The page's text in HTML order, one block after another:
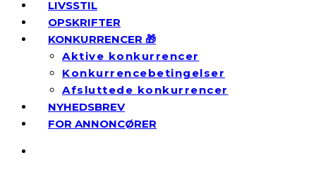
LIVSSTIL
OPSKRIFTER
KONKURRENCER 🎁
Aktive konkurrencer
Konkurrencebetingelser
Afsluttede konkurrencer
NYHEDSBREV
FOR ANNONCØRER